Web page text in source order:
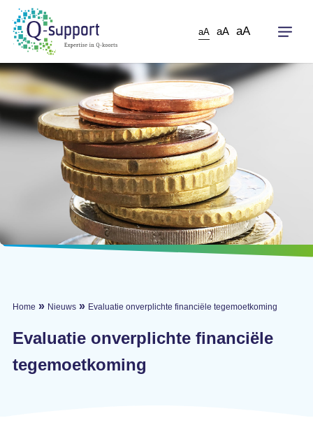
Skip
main
content
aA aA aA
Home » Nieuws» Evaluatie onverplichte financiële tegemoetkoming
Evaluatie onverplichte financiële
tegemoetkoming